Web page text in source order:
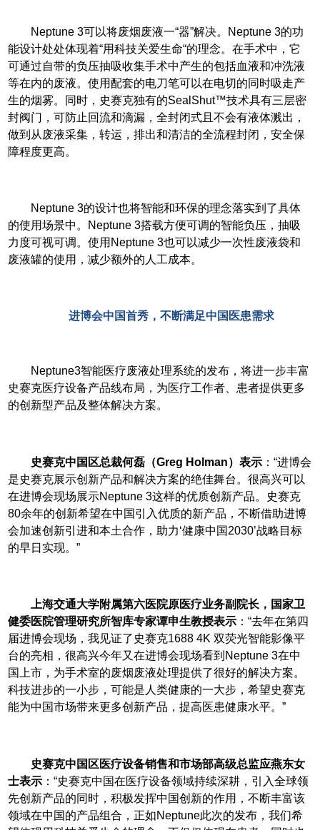
Neptune 3可以将废烟废液一“器”解决。Neptune 3的功
能设计处处体现着“用科技关爱生命“的理念。在手术中，它
可通过自带的负压抽吸收集手术中产生的包括血液和冲洗液
等在内的废液。使用配套的电刀笔可以在电切的同时吸走产
生的烟雾。同时，史赛克独有的SealShut™技术具有三层密
封阀门，可防止回流和滴漏，全封闭式且不会有液体溅出，
做到从废液采集，转运，排出和清洁的全流程封闭，安全保
障程度更高。
Neptune 3的设计也将智能和环保的理念落实到了具体
的使用场景中。Neptune 3搭载方便可调的智能负压，抽吸
力度可视可调。使用Neptune 3也可以减少一次性废液袋和
废液罐的使用，减少额外的人工成本。
进博会中国首秀，不断满足中国医患需求
Neptune3智能医疗废液处理系统的发布，将进一步丰富
史赛克医疗设备产品线布局，为医疗工作者、患者提供更多
的创新型产品及整体解决方案。
史赛克中国区总裁何磊（Greg Holman）表示 ：“进博会
是史赛克展示创新产品和解决方案的绝佳舞台。很高兴可以
在进博会现场展示Neptune 3这样的优质创新产品。史赛克
80余年的创新希望在中国引入优质的新产品，不断借助进博
会加速创新引进和本土合作，助力‘健康中国2030’战略目标
的早日实现。”
上海交通大学附属第六医院原医疗业务副院长，国家卫
健委医院管理研究所智库专家谭申生教授表示 ：“去年在第四
届进博会现场，我见证了史赛克1688 4K 双荧光智能影像平
台的亮相，很高兴今年又在进博会现场看到Neptune 3在中
国上市，为手术室的废烟废液处理提供了很好的解决方案。
科技进步的一小步，可能是人类健康的一大步，希望史赛克
能为中国市场带来更多创新产品，提高医患健康水平。”
史赛克中国区医疗设备销售和市场部高级总监应燕东女
士表示 ：“史赛克中国在医疗设备领域持续深耕，引入全球领
先创新产品的同时，积极发挥中国创新的作用，不断丰富该
领域在中国的产品组合，正如Neptune此次的发布，我们希